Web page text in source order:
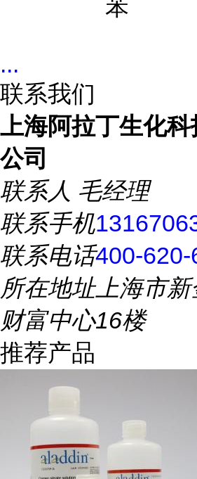
苯
...
联系我们
上海阿拉丁生化
公司
联系人 毛经理
联系手机
联系电话400-620-
所在地址上海市
财富中心16楼
推荐产品